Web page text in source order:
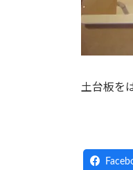
土台板を